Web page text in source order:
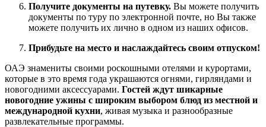
Получите документы на путевку. Вы можете получить
документы по туру по электронной почте, но Вы также
можете получить их лично в одном из наших офисов.
Прибудьте на место и наслаждайтесь своим отпуском!
ОАЭ знамениты своими роскошными отелями и курортами,
которые в это время года украшаются огнями, гирляндами и
новогодними аксессуарами. Гостей ждут шикарные
новогодние ужины с широким выбором блюд из местной и
международной кухни, живая музыка и разнообразные
развлекательные программы.